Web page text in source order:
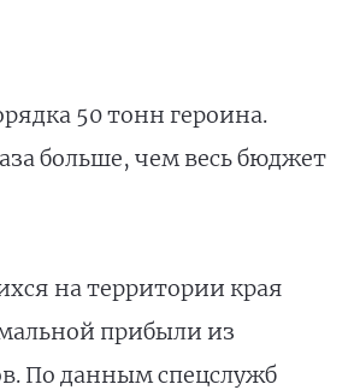
50 тонн героина.
больше, чем весь бюджет
на территории края
прибыли из
По данным спецслужб